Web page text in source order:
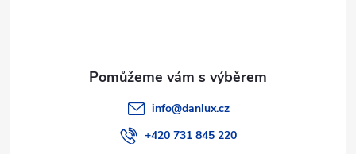
info@danlux.cz
+420 731 845 220